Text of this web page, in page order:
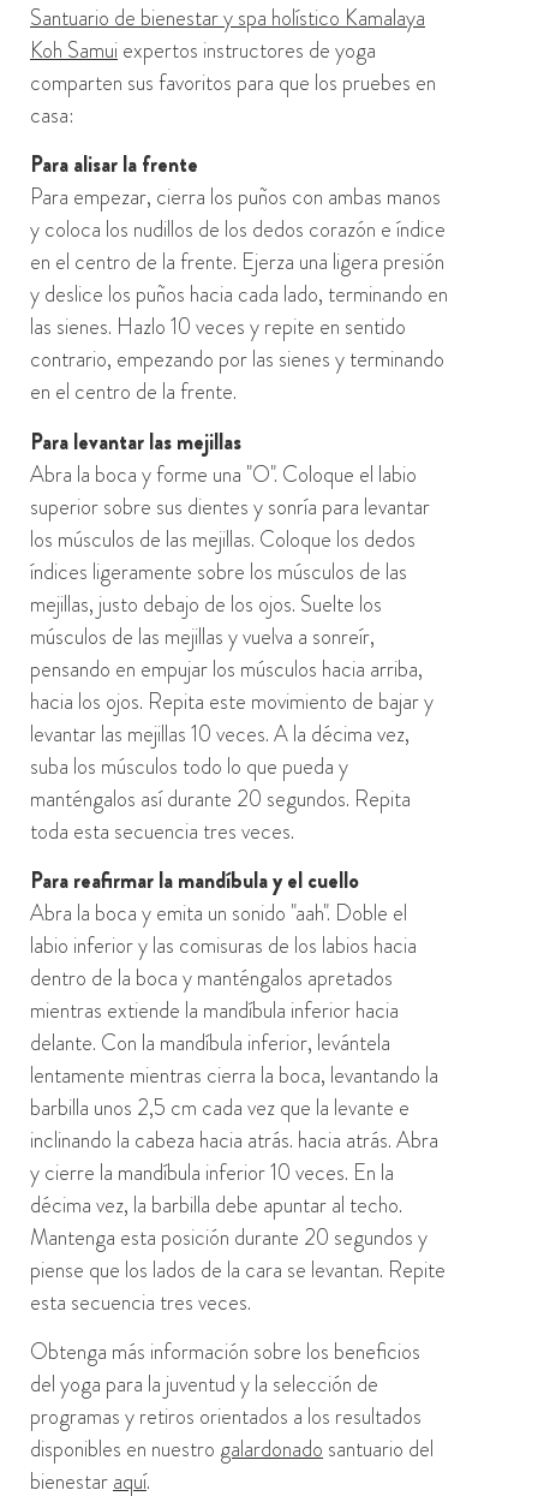
Santuario de bienestar y spa holístico Kamalaya
Koh Samuiexpertos instructores de yoga
comparten susfavoritos para que los pruebes en
casa:
Para alisar la frente
Para empezar, cierra los puños con ambas manos
y coloca los nudillos de los dedos corazón e índice
en el centro de la frente. Ejerza una ligera presión
y deslice los puños hacia cada lado, terminando en
las sienes. Hazlo 10 veces y repite en sentido
contrario, empezando por las sienes y terminando
en el centro de la frente.
Para levantar las mejillas
Abra la boca y forme una "O". Coloque el labio
superior sobre sus dientes y sonría para levantar
los músculos de las mejillas. Coloque los dedos
índices ligeramente sobre los músculos de las
mejillas, justo debajo de los ojos. Suelte los
músculos de las mejillas y vuelva a sonreír,
pensando en empujar los músculos hacia arriba,
hacia los ojos. Repita este movimiento de bajar y
levantar las mejillas 10 veces. A la décima vez,
suba los músculos todo lo que pueda y
manténgalos así durante 20 segundos. Repita
toda esta secuencia tres veces.
Para reafirmar la mandíbula y el cuello
Abra la boca y emita un sonido "aah". Doble el
labio inferior y las comisuras de los labios hacia
dentro de la boca y manténgalos apretados
mientras extiende la mandíbula inferior hacia
delante. Con la mandíbula inferior, levántela
lentamente mientras cierra la boca, levantando la
barbilla unos 2,5 cm cada vez que la levante e
inclinando la cabeza hacia atrás. hacia atrás. Abra
y cierre la mandíbula inferior 10 veces. En la
décima vez, la barbilla debe apuntar al techo.
Mantenga esta posición durante 20 segundos y
piense que los lados de la cara se levantan. Repite
esta secuencia tres veces.
Obtenga más información sobre los beneficios
del yoga para la juventud y la selección de
programas y retiros orientados a los resultados
disponibles en nuestro galardonadosantuario del
bienestaraquí.